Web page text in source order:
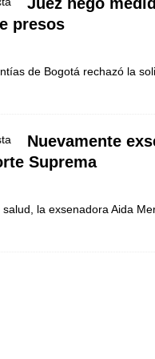
a nuevo proveedor vinculado al
2026 ]
la Arena USC LO ÚLTIMO
presos
de Bogotá rechazó la
Nuevamente
Suprema
la exsenadora Aida